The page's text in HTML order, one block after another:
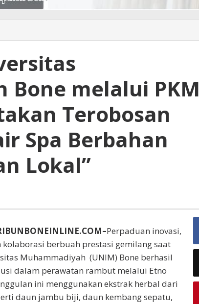
Bone melalui PKM
Terobosan
Spa Berbahan
Lokal”
Perpaduan inovasi,
kolaborasi berbuah prestasi gemilang saat
Muhammadiyah (UNIM) Bone berhasil
dalam perawatan rambut melalui Etno
ini menggunakan ekstrak herbal dari
daun jambu biji, daun kembang sepatu,